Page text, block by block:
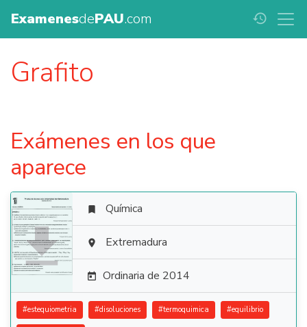
ExamenesdePAU.com history
Grafito
Exámenes en los que
aparece

 Química
 Extremadura
 Ordinaria de 2014
#estequiometria #disoluciones #termoquimica #equilibrio